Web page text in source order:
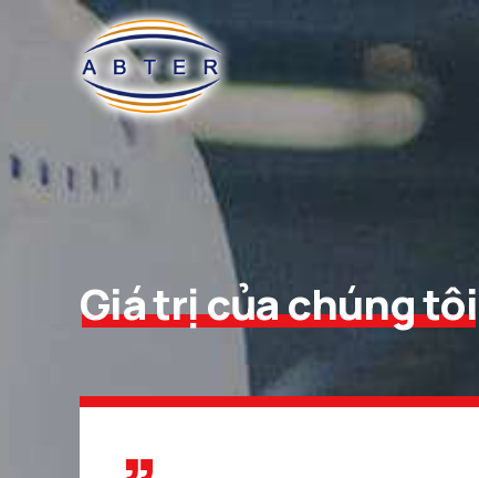
Giá trị của chúng tôi